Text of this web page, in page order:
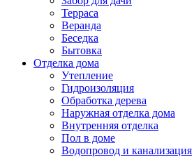
Терраса
Веранда
Беседка
Бытовка
Отделка дома
Утепление
Гидроизоляция
Обработка дерева
Наружная отделка дома
Внутренняя отделка
Пол в доме
Водопровод и канализация